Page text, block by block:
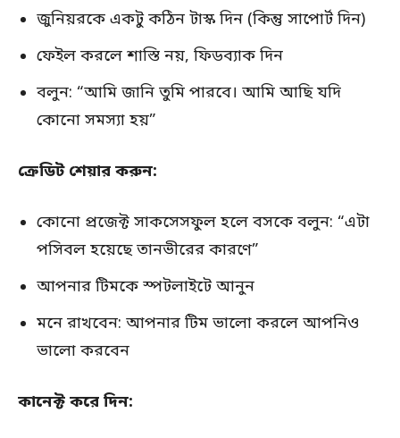
জুনিয়রকে একটু কঠিন টাস্ক দিন (কিন্তু সাপোর্ট দিন)
ফেইল করলে শাস্তি নয়, ফিডব্যাক দিন
বলুন: “আমি জানি তুমি পারবে। আমি আছি যদি
কোনো সমস্যা হয়”
ক্রেডিট শেয়ার করুন:
কোনো প্রজেক্ট সাকসেসফুল হলে বসকে বলুন: “এটা
পসিবল হয়েছে তানভীরের কারণে”
আপনার টিমকে স্পটলাইটে আনুন
মনে রাখবেন: আপনার টিম ভালো করলে আপনিও
ভালো করবেন
কানেক্ট করে দিন: